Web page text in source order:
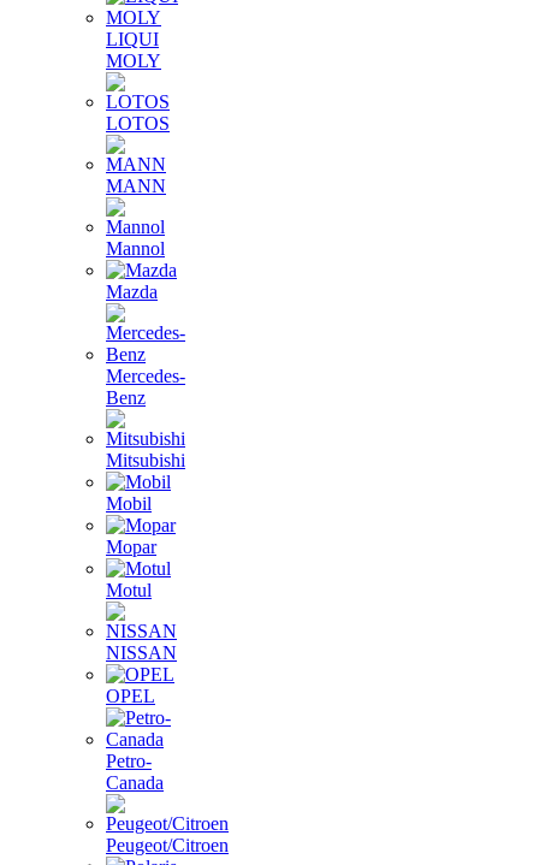
LIQUI
MOLY
LOTOS
MANN
Mannol
Mazda
Mercedes-
Benz
Mitsubishi
Mobil
Mopar
Motul
NISSAN
OPEL
Petro-
Canada
Peugeot/Citroen